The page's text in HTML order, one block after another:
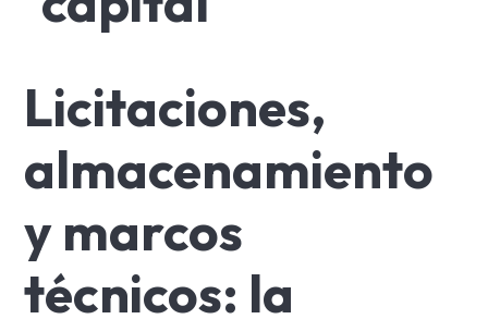
Licitaciones,
almacenamiento
y marcos
técnicos: la